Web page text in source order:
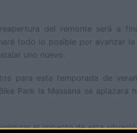
del remonte será a
todo lo posible por avanzar
uno nuevo.
para esta temporada de
Park la Massana se aplazará
el impacto de esta